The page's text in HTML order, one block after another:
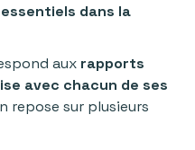
dans la
aux rapports
avec chacun de ses
repose sur plusieurs